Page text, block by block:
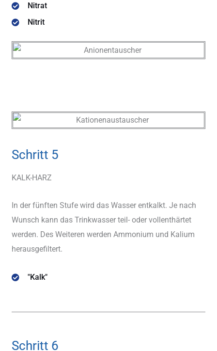
Nitrat
Nitrit
Schritt 5
KALK-HARZ
In der fünften Stufe wird das Wasser entkalkt. Je nach
Wunsch kann das Trinkwasser teil- oder vollenthärtet
werden. Des Weiteren werden Ammonium und Kalium
herausgefiltert.
"Kalk"
Schritt 6